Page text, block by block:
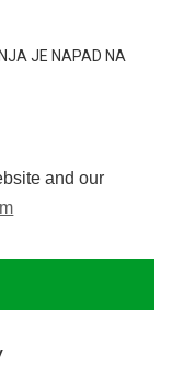
and our
JE NAPAD NA
POLICY (EU)